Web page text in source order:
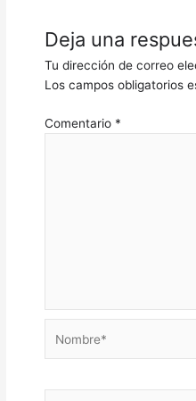
Deja una
Tu dirección de correo
Los campos obligatorios
Comentario *